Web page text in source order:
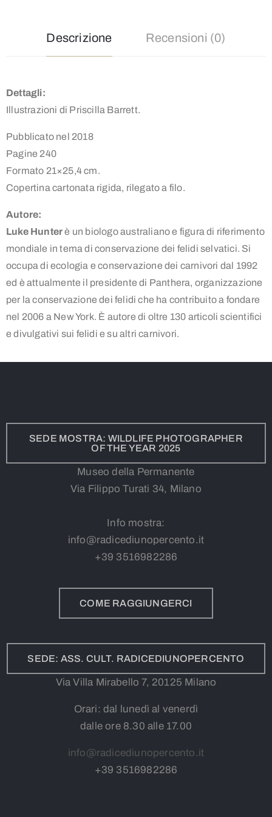
Descrizione Recensioni (0)
Dettagli:
Illustrazioni di Priscilla Barrett.
Pubblicato nel 2018
Pagine 240
Formato 21×25,4 cm.
Copertina cartonata rigida, rilegato a filo.
Autore:
Luke Hunterè un biologo australiano e figura di riferimento
mondiale in tema di conservazione dei felidi selvatici. Si
occupa di ecologia e conservazione dei carnivori dal 1992
ed è attualmente il presidente di Panthera, organizzazione
per la conservazione dei felidi che ha contribuito a fondare
nel 2006 a New York. È autore di oltre 130 articoli scientifici
e divulgativi sui felidi e su altri carnivori.
SEDE MOSTRA: WILDLIFE PHOTOGRAPHER
OF THE YEAR 2025
Museo della Permanente
Via Filippo Turati 34, Milano
Info mostra:
info@radicediunopercento.it
+39 3516982286
COME RAGGIUNGERCI
SEDE: ASS. CULT. RADICEDIUNOPERCENTO
Via Villa Mirabello 7, 20125 Milano
Orari: dal lunedì al venerdì
dalle ore 8.30 alle 17.00
info@radicediunopercento.it
+39 3516982286